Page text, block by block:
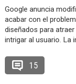
Google anuncia
acabar con el
diseñados para
intrigar al usuario. La
15